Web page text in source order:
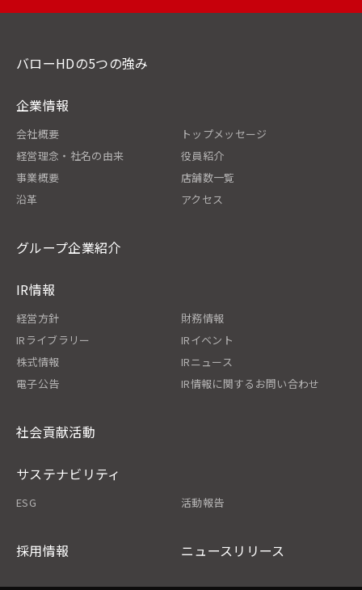
バローHDの5つの強み
企業情報
会社概要
トップメッセージ
経営理念・社名の由来
役員紹介
事業概要
店舗数一覧
沿革
アクセス
グループ企業紹介
IR情報
経営方針
財務情報
IRライブラリー
IRイベント
株式情報
IRニュース
電子公告
IR情報に関するお問い合わせ
社会貢献活動
サステナビリティ
ESG 活動報告
採用情報 ニュースリリース